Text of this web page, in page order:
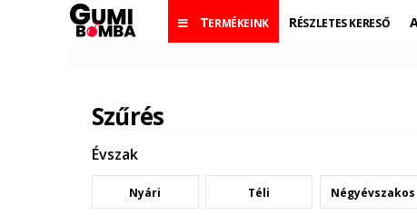
TERMÉKEINK RÉSZLETES KERESŐ
Szűrés
Évszak
Nyári Téli Négyévszakos